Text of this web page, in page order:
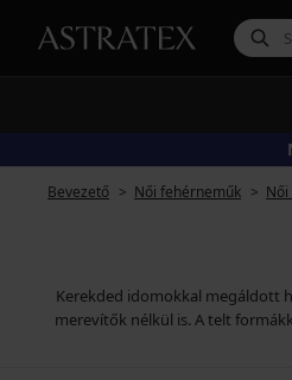
Bevezető Női fehérneműk
Kerekded idomokkal megáldott
merevítők nélkül is. A telt